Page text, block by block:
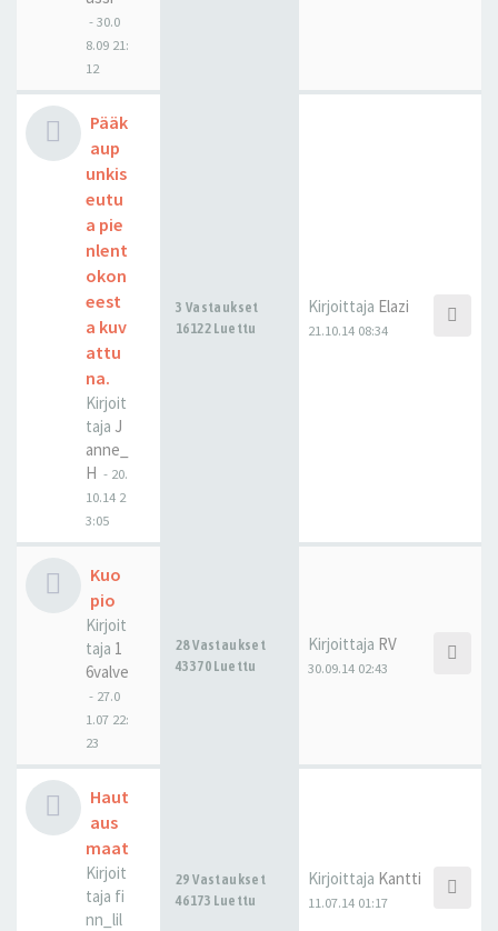
-30.0
8.09 21:
12
Pääk
aup
unkis
eutu
a pie
nlent
okon
eest
a kuv
attu
na.
Kirjoit
taja J
anne_
H - 20.
10.14 2
3:05
3 Vastaukset
16122 Luettu
Kirjoittaja Elazi
21.10.14 08:34
Kuo
pio
Kirjoit
taja 1
6valve
- 27.0
1.07 22:
23
28 Vastaukset
43370 Luettu
Kirjoittaja RV
30.09.14 02:43
Haut
aus
maat
Kirjoit
taja fi
nn_lil
29 Vastaukset
46173 Luettu
Kirjoittaja Kantti
11.07.14 01:17